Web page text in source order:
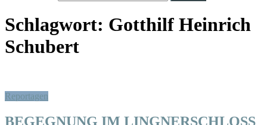
Schlagwort: Gotthilf Heinrich
Schubert
Reportagen
BEGEGNUNG IM LINGNERSCHLOSS